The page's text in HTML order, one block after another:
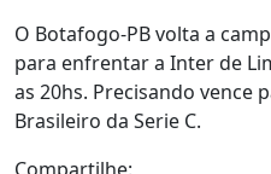
O Botafogo-PB volta a
para enfrentar a Inter de
as 20hs. Precisando vence
Brasileiro da Serie C.